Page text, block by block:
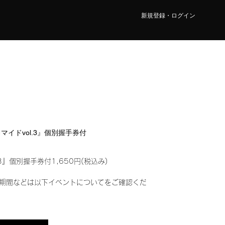
新規登録・ログイン
イドvol.3』個別握手券付
』個別握手券付1,650円(税込み)
間などは以下イベントについてをご確認くだ